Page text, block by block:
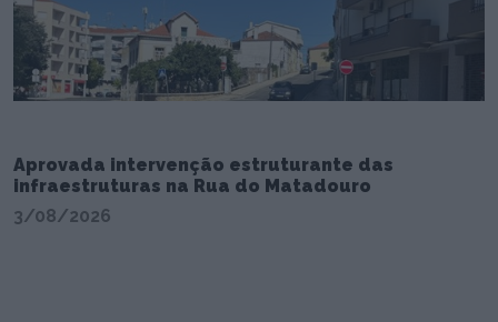
Aprovada intervenção estruturante das
infraestruturas na Rua do Matadouro
3/08/2026